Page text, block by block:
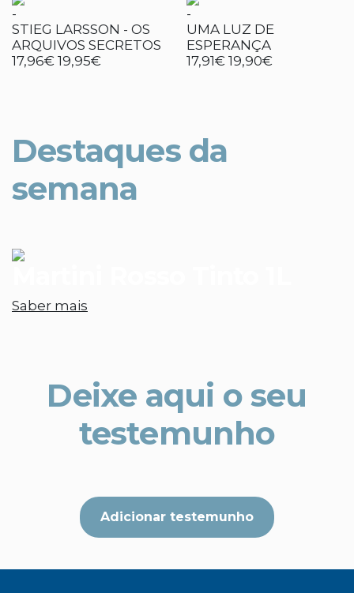
-
STIEG LARSSON - OS
ARQUIVOS SECRETOS
17,96€ 19,95€
-
UMA LUZ DE
ESPERANÇA
17,91€ 19,90€
Destaques da
semana
Saber mais
Deixe aqui o seu
testemunho
Adicionar testemunho